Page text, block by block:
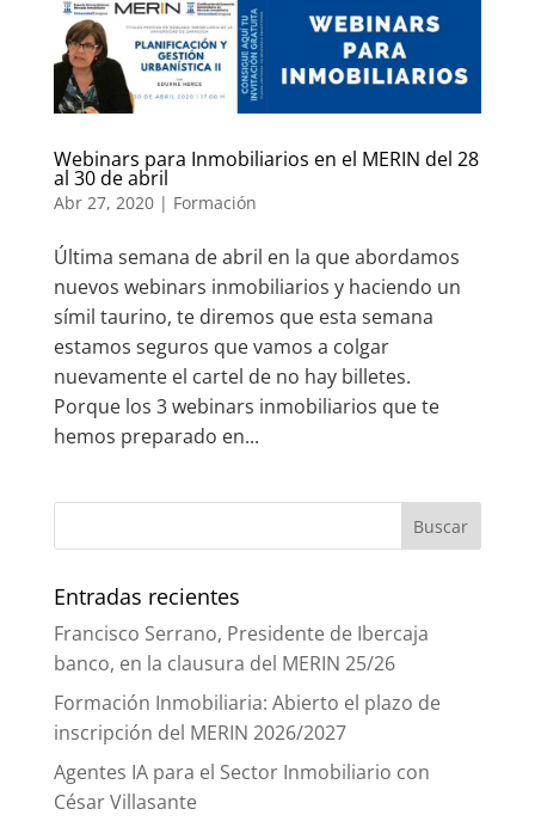
Webinars para Inmobiliarios en el MERIN del 28
al 30 de abril
Abr 27, 2020| Formación
Última semana de abril en la que abordamos
nuevos webinars inmobiliarios y haciendo un
símil taurino, te diremos que esta semana
estamos seguros que vamos a colgar
nuevamente el cartel de no hay billetes.
Porque los 3 webinars inmobiliarios que te
hemos preparado en...
Entradas recientes
Francisco Serrano, Presidente de Ibercaja
banco, en la clausura del MERIN 25/26
Formación Inmobiliaria: Abierto el plazo de
inscripción del MERIN 2026/2027
Agentes IA para el Sector Inmobiliario con
César Villasante